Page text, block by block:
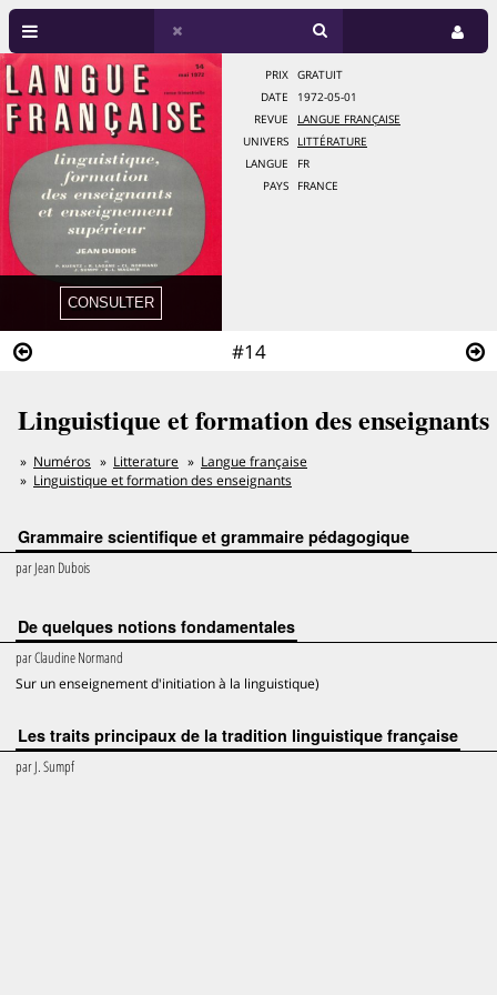
#14
PRIX
GRATUIT
DATE
1972-05-01
REVUE
LANGUE FRANÇAISE
UNIVERS
LITTÉRATURE
LANGUE
FR
PAYS
FRANCE
Linguistique et formation des enseignants
Numéros Litterature
Langue française
Linguistique et formation des enseignants
Grammaire scientifique et grammaire pédagogique
parJean Dubois
De quelques notions fondamentales
parClaudine Normand
Sur un enseignement d'initiation à la linguistique)
Les traits principaux de la tradition linguistique française
parJ. Sumpf